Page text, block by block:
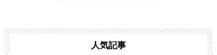
人気記事